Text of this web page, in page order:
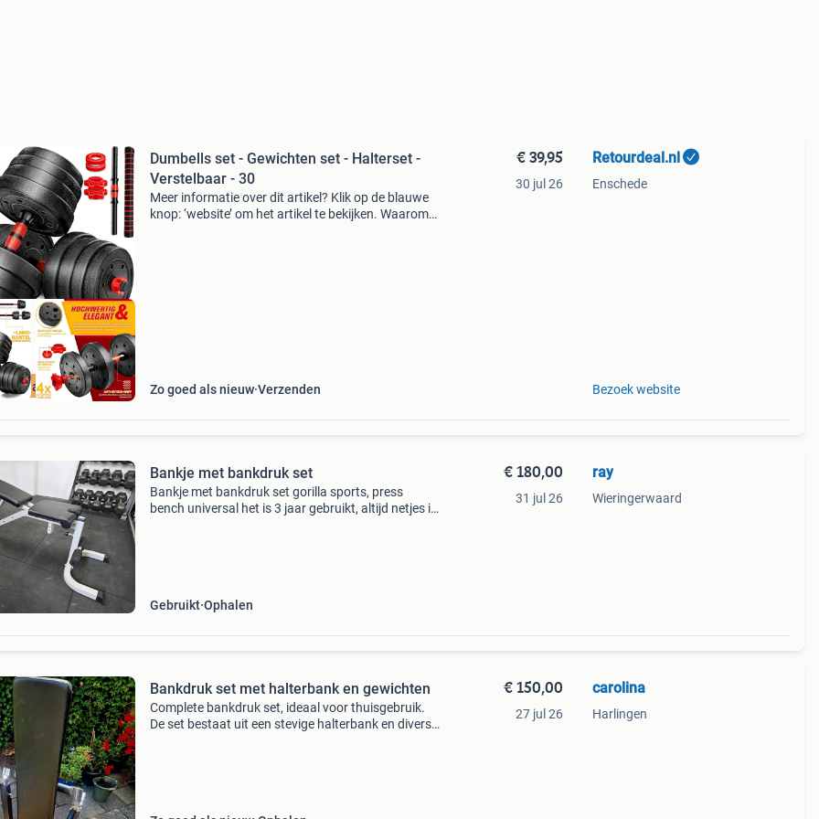
Korting
Dumbells set - Gewichten set - Halterset -
Verstelbaar - 30
Meer informatie over dit artikel? Klik op de blauwe
knop: ‘website’ om het artikel te bekijken. Waarom
Zo goed als nieuw Verzenden
€ 39,95
30 jul 26
Retourdeal.nl
Enschede
Bezoek website
Bankje met bankdruk set
Bankje met bankdruk set gorilla sports, press
bench universal het is 3 jaar gebruikt, altijd netjes in
Gebruikt Ophalen
€ 180,00
31 jul 26
ray
Wieringerwaard
Bankdruk set met halterbank en gewichten
Complete bankdruk set, ideaal voor thuisgebruik.
De set bestaat uit een stevige halterbank en diverse
€ 150,00
27 jul 26
carolina
Harlingen